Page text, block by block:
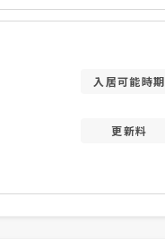
入居可能時期
更新料